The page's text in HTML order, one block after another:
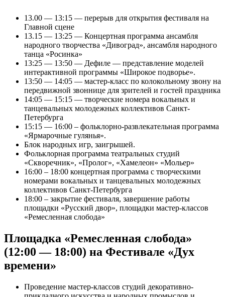
13.00 — 13:15 — перерыв для открытия фестиваля на
Главной сцене
13.15 — 13:25 — Концертная программа ансамбля
народного творчества «Дивоград», ансамбля народного
танца «Росинка»
13:25 — 13:50 — Дефиле — представление моделей
интерактивной программы «Широкое подворье».
13:50 — 14:05 — мастер-класс по колокольному звону на
передвижной звоннице для зрителей и гостей праздника
14:05 — 15:15 — творческие номера вокальных и
танцевальных молодежных коллективов Санкт-
Петербурга
15:15 — 16:00 – фольклорно-развлекательная программа
«Ярмарочные гулянья».
Блок народных игр, заигрышей.
Фольклорная программа театральных студий
«Скворечник», «Пролог», «Хамелеон» «Мольер»
16:00 – 18:00 концертная программа с творческими
номерами вокальных и танцевальных молодежных
коллективов Санкт-Петербурга
18:00 – закрытие фестиваля, завершение работы
площадки «Русский двор», площадки мастер-классов
«Ремесленная слобода»
Площадка «Ремесленная слобода»
(12:00 — 18:00) на Фестивале «Дух
времени»
Проведение мастер-классов студий декоративно-